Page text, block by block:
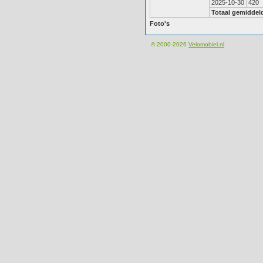
2025-10-30 420
Totaal
Foto's
© 2000-2026 Velomobiel.nl